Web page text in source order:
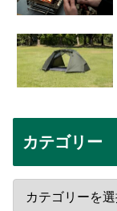
カテゴリー